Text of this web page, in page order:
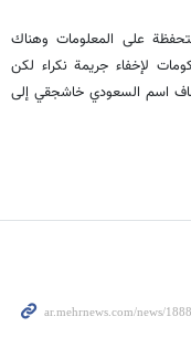
على المعلومات وهناك
لإخفاء جريمة نكراء لكن
اسم السعودي خاشجقي إلى